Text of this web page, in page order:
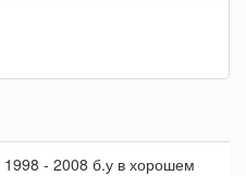
1998 - 2008 б.у в хорошем